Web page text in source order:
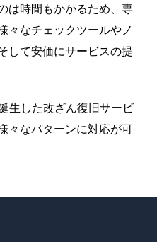
は時間もかかるため、専
々なチェックツールやノ
して安価にサービスの提
生した改ざん復旧サービ
々なパターンに対応が可